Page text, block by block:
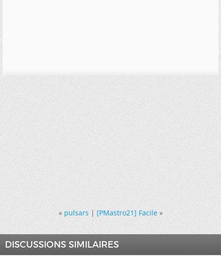
« pulsars|[PMastro21] Facile »
DISCUSSIONS SIMILAIRES